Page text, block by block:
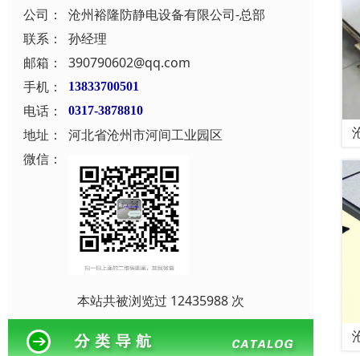
公司：
沧州裕隆防静电设备有限公司-总部
联系：
孙经理
邮箱：
390790602@qq.com
手机：
13833700501
电话： 0317-3878810
地址：
河北省沧州市河间工业园区
微信：
本站共被浏览过 12435988 次